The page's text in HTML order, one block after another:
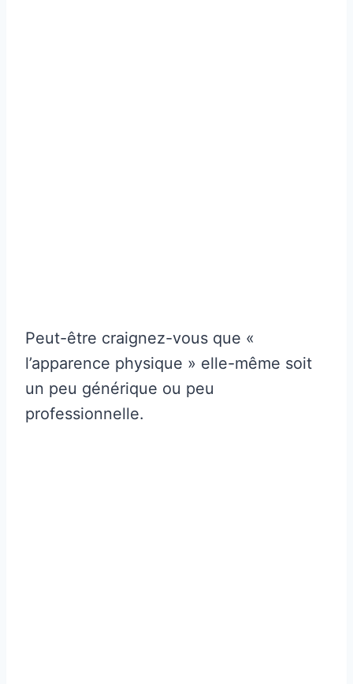
Peut-être craignez-vous que «
l’apparence physique » elle-même soit
un peu générique ou peu
professionnelle.